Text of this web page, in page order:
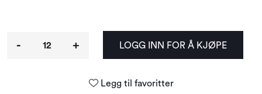
- + LOGG INN FOR Å KJØPE
Legg til favoritter